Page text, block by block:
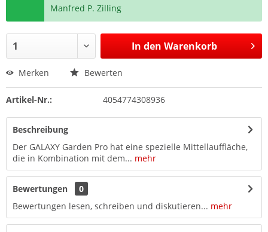
Manfred P. Zilling
In den Warenkorb
Merken Bewerten
Artikel-Nr.: 4054774308936
Beschreibung
Der GALAXY Garden Pro hat eine spezielle Mittellauffläche,
die in Kombination mit dem... mehr
Bewertungen
0
Bewertungen lesen, schreiben und diskutieren... mehr